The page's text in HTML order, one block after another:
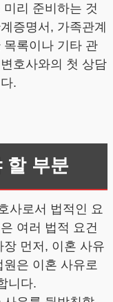
리 준비하는 것
증명서, 가족관계
록이나 기타 관
호사와의 첫 상담
.
할 부분
사로서 법적인 요
여러 법적 요건
먼저, 이혼 사유
은 이혼 사유로
니다.